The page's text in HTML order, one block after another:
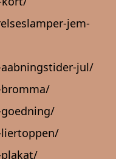
jem-
jul/